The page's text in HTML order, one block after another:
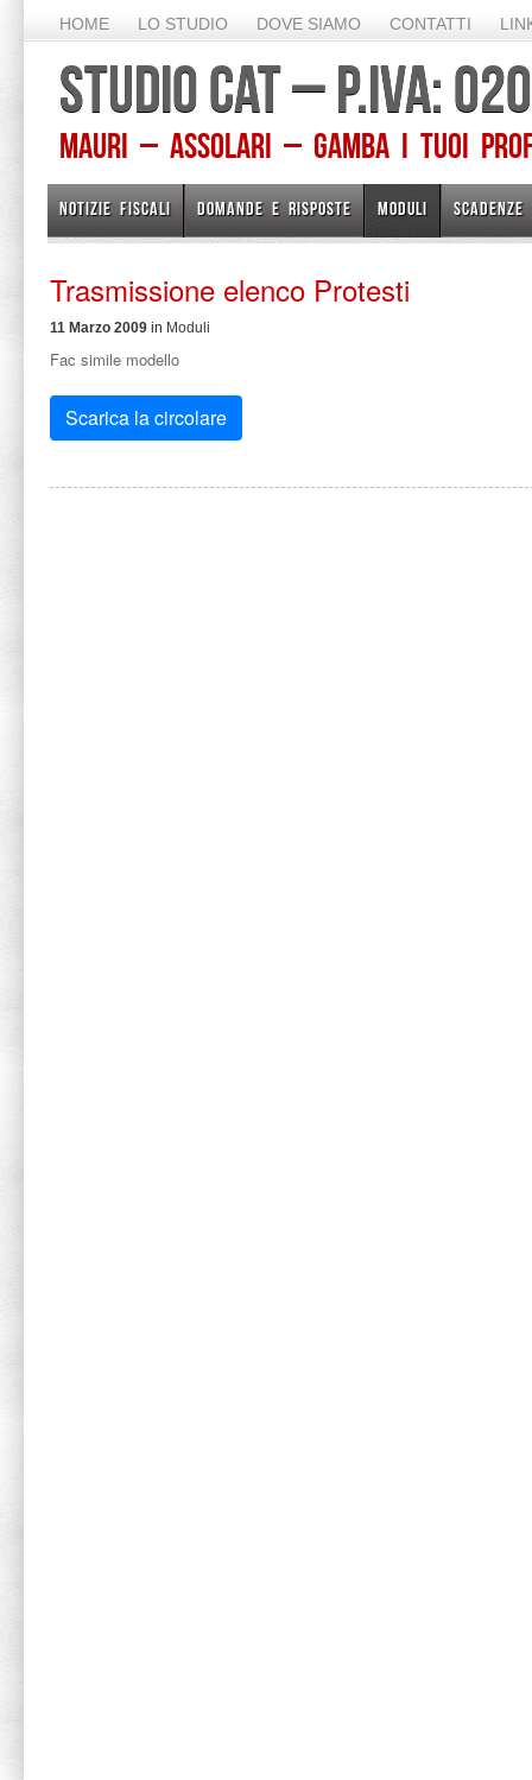
HOME LO STUDIO DOVE SIAMO CONTATTI
STUDIO CAT – P.IVA:
Mauri – Assolari – Gamba I TUOI
NOTIZIE FISCALI DOMANDE E RISPOSTE MODULI SCADENZE
Trasmissione elenco Protesti
11 Marzo 2009 in Moduli
Fac simile modello
Scarica la circolare